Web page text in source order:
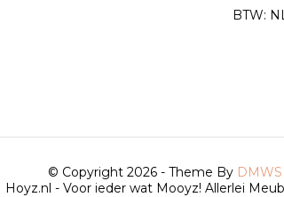
BTW:
© Copyright 2026 - Theme By DMWS
Hoyz.nl - Voor ieder wat Mooyz! Allerlei